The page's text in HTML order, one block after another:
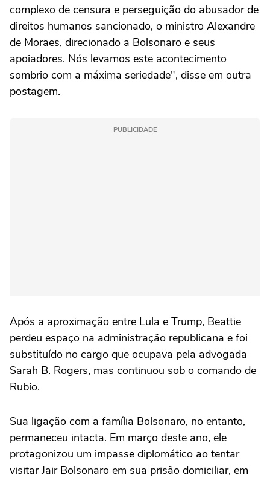
complexo de censura e perseguição do abusador de
direitos humanos sancionado, o ministro Alexandre
de Moraes, direcionado a Bolsonaro e seus
apoiadores. Nós levamos este acontecimento
sombrio com a máxima seriedade", disse em outra
postagem.
PUBLICIDADE
Após a aproximação entre Lula e Trump, Beattie
perdeu espaço na administração republicana e foi
substituído no cargo que ocupava pela advogada
Sarah B. Rogers, mas continuou sob o comando de
Rubio.
Sua ligação com a família Bolsonaro, no entanto,
permaneceu intacta. Em março deste ano, ele
protagonizou um impasse diplomático ao tentar
visitar Jair Bolsonaro em sua prisão domiciliar, em